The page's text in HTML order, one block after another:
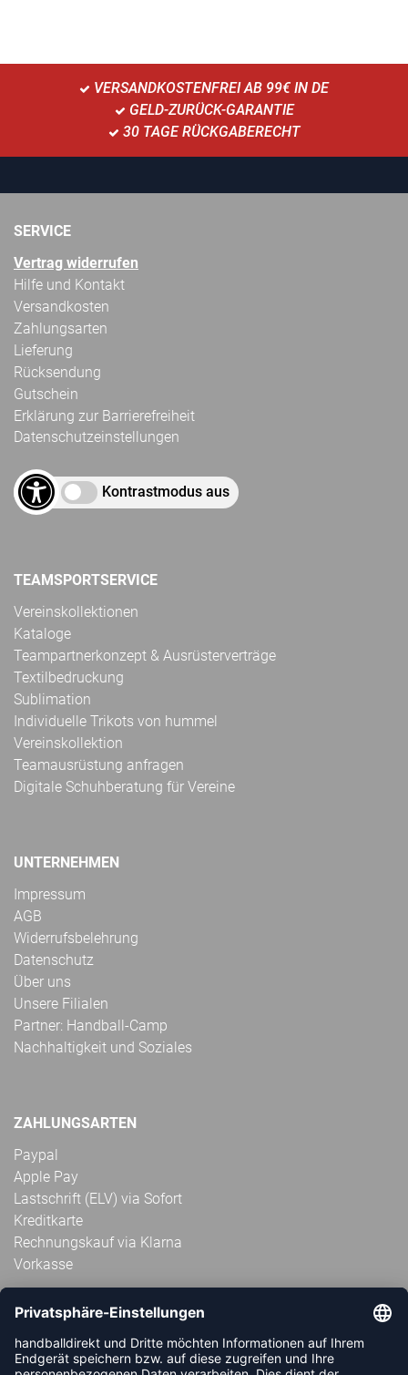
VERSANDKOSTENFREI AB 99€ IN DE
GELD-ZURÜCK-GARANTIE
30 TAGE RÜCKGABERECHT
SERVICE
Vertrag widerrufen
Hilfe und Kontakt
Versandkosten
Zahlungsarten
Lieferung
Rücksendung
Gutschein
Erklärung zur Barrierefreiheit
Datenschutzeinstellungen
Kontrastmodus aus
TEAMSPORTSERVICE
Vereinskollektionen
Kataloge
Teampartnerkonzept & Ausrüsterverträge
Textilbedruckung
Sublimation
Individuelle Trikots von hummel
Vereinskollektion
Teamausrüstung anfragen
Digitale Schuhberatung für Vereine
UNTERNEHMEN
Impressum
AGB
Widerrufsbelehrung
Datenschutz
Über uns
Unsere Filialen
Partner: Handball-Camp
Nachhaltigkeit und Soziales
ZAHLUNGSARTEN
Paypal
Apple Pay
Lastschrift (ELV) via Sofort
Kreditkarte
Rechnungskauf via Klarna
Vorkasse
ABONNIERE JETZT DEN KOSTENLOSEN
HANDBALLDIREKT-NEWSLETTER UND VERPASSE KEINE
NEUIGKEIT ODER AKTION MEHR.